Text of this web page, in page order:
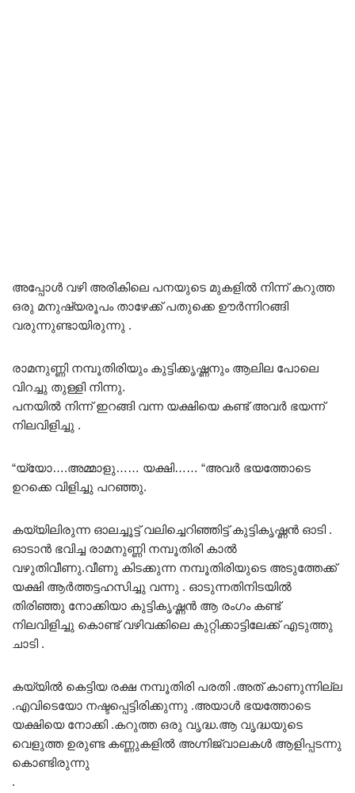
അപ്പോൾ വഴി അരികിലെ പനയുടെ മുകളിൽ നിന്ന് കറുത്ത
ഒരു മനുഷ്യരൂപം താഴേക്ക് പതുക്കെ ഊർന്നിറങ്ങി
വരുന്നുണ്ടായിരുന്നു .
രാമനുണ്ണി നമ്പൂതിരിയും കുട്ടിക്കൃഷ്ണനും ആലില പോലെ
വിറച്ചു തുള്ളി നിന്നു.
പനയിൽ നിന്ന് ഇറങ്ങി വന്ന യക്ഷിയെ കണ്ട് അവർ ഭയന്ന്
നിലവിളിച്ചു .
“യ്യോ….അമ്മാളു…… യക്ഷി…… “അവർ ഭയത്തോടെ
ഉറക്കെ വിളിച്ചു പറഞ്ഞു.
കയ്യിലിരുന്ന ഓലച്ചൂട്ട് വലിച്ചെറിഞ്ഞിട്ട് കുട്ടികൃഷ്ണൻ ഓടി .
ഓടാൻ ഭവിച്ച രാമനുണ്ണി നമ്പൂതിരി കാൽ
വഴുതിവീണു.വീണു കിടക്കുന്ന നമ്പൂതിരിയുടെ അടുത്തേക്ക്
യക്ഷി ആർത്തട്ടഹസിച്ചു വന്നു . ഓടുന്നതിനിടയിൽ
തിരിഞ്ഞു നോക്കിയാ കുട്ടികൃഷ്ണൻ ആ രംഗം കണ്ട്
നിലവിളിച്ചു കൊണ്ട് വഴിവക്കിലെ കുറ്റിക്കാട്ടിലേക്ക് എടുത്തു
ചാടി .
കയ്യിൽ കെട്ടിയ രക്ഷ നമ്പൂതിരി പരതി .അത് കാണുന്നില്ല
.എവിടെയോ നഷ്ടപ്പെട്ടിരിക്കുന്നു .അയാൾ ഭയത്തോടെ
യക്ഷിയെ നോക്കി .കറുത്ത ഒരു വൃദ്ധ.ആ വൃദ്ധയുടെ
വെളുത്ത ഉരുണ്ട കണ്ണുകളിൽ അഗ്നിജ്വാലകൾ ആളിപ്പടന്നു
കൊണ്ടിരുന്നു
.